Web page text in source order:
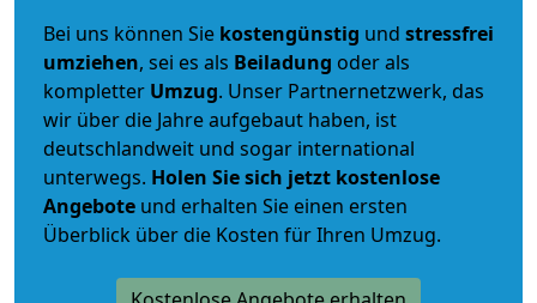
Bei uns können Sie kostengünstig und stressfrei
umziehen, sei es als Beiladung oder als
kompletter Umzug. Unser Partnernetzwerk, das
wir über die Jahre aufgebaut haben, ist
deutschlandweit und sogar international
unterwegs. Holen Sie sich jetzt kostenlose
Angebote und erhalten Sie einen ersten
Überblick über die Kosten für Ihren Umzug.